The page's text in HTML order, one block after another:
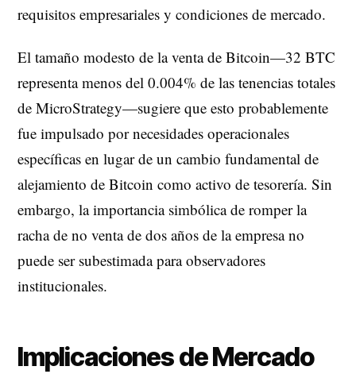
requisitos empresariales y condiciones de mercado.
El tamaño modesto de la venta de Bitcoin—32 BTC
representa menos del 0.004% de las tenencias totales
de MicroStrategy—sugiere que esto probablemente
fue impulsado por necesidades operacionales
específicas en lugar de un cambio fundamental de
alejamiento de Bitcoin como activo de tesorería. Sin
embargo, la importancia simbólica de romper la
racha de no venta de dos años de la empresa no
puede ser subestimada para observadores
institucionales.
Implicaciones de Mercado